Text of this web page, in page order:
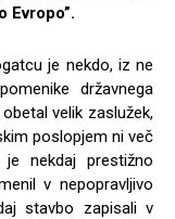
Evropo”.
je nekdo, iz ne
državnega
velik zaslužek,
poslopjem ni več
nekdaj prestižno
v nepopravljivo
stavbo zapisali v